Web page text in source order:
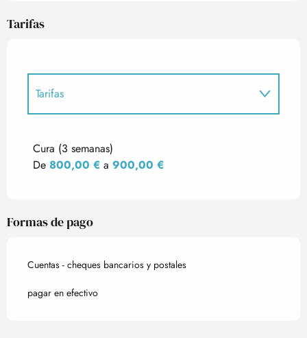
Tarifas
Tarifas
Cura (3 semanas)
De 800,00 € a 900,00 €
Formas de pago
Cuentas - cheques bancarios y postales
pagar en efectivo